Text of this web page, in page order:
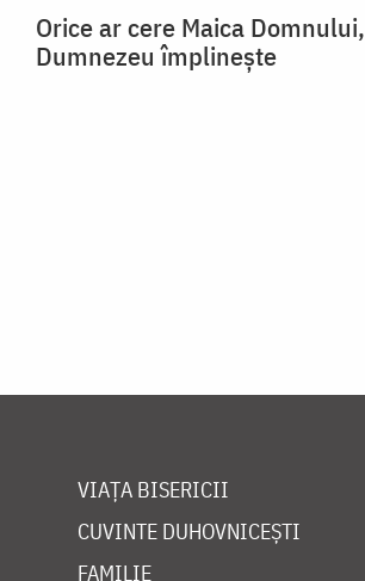
Orice ar cere Maica Domnului,
Dumnezeu împlinește
VIAȚA BISERICII
CUVINTE DUHOVNICEȘTI
FAMILIE